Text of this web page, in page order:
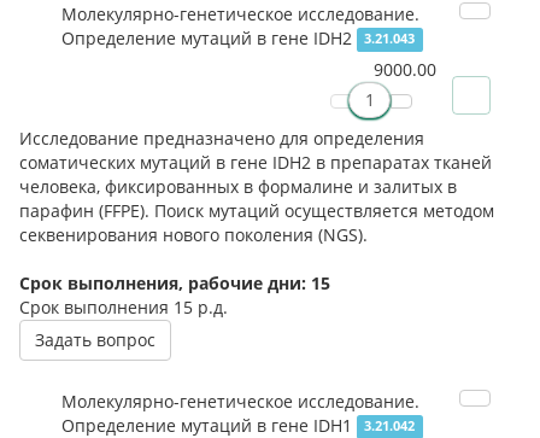
Молекулярно-генетическое исследование.
Определение мутаций в гене IDH2
3.21.043
9000.00
Исследование предназначено для определения
соматических мутаций в гене IDH2 в препаратах тканей
человека, фиксированных в формалине и залитых в
парафин (FFPE). Поиск мутаций осуществляется методом
секвенирования нового поколения (NGS).
Срок выполнения, рабочие дни: 15
Срок выполнения 15 р.д.
Задать вопрос
Молекулярно-генетическое исследование.
Определение мутаций в гене IDH1
3.21.042